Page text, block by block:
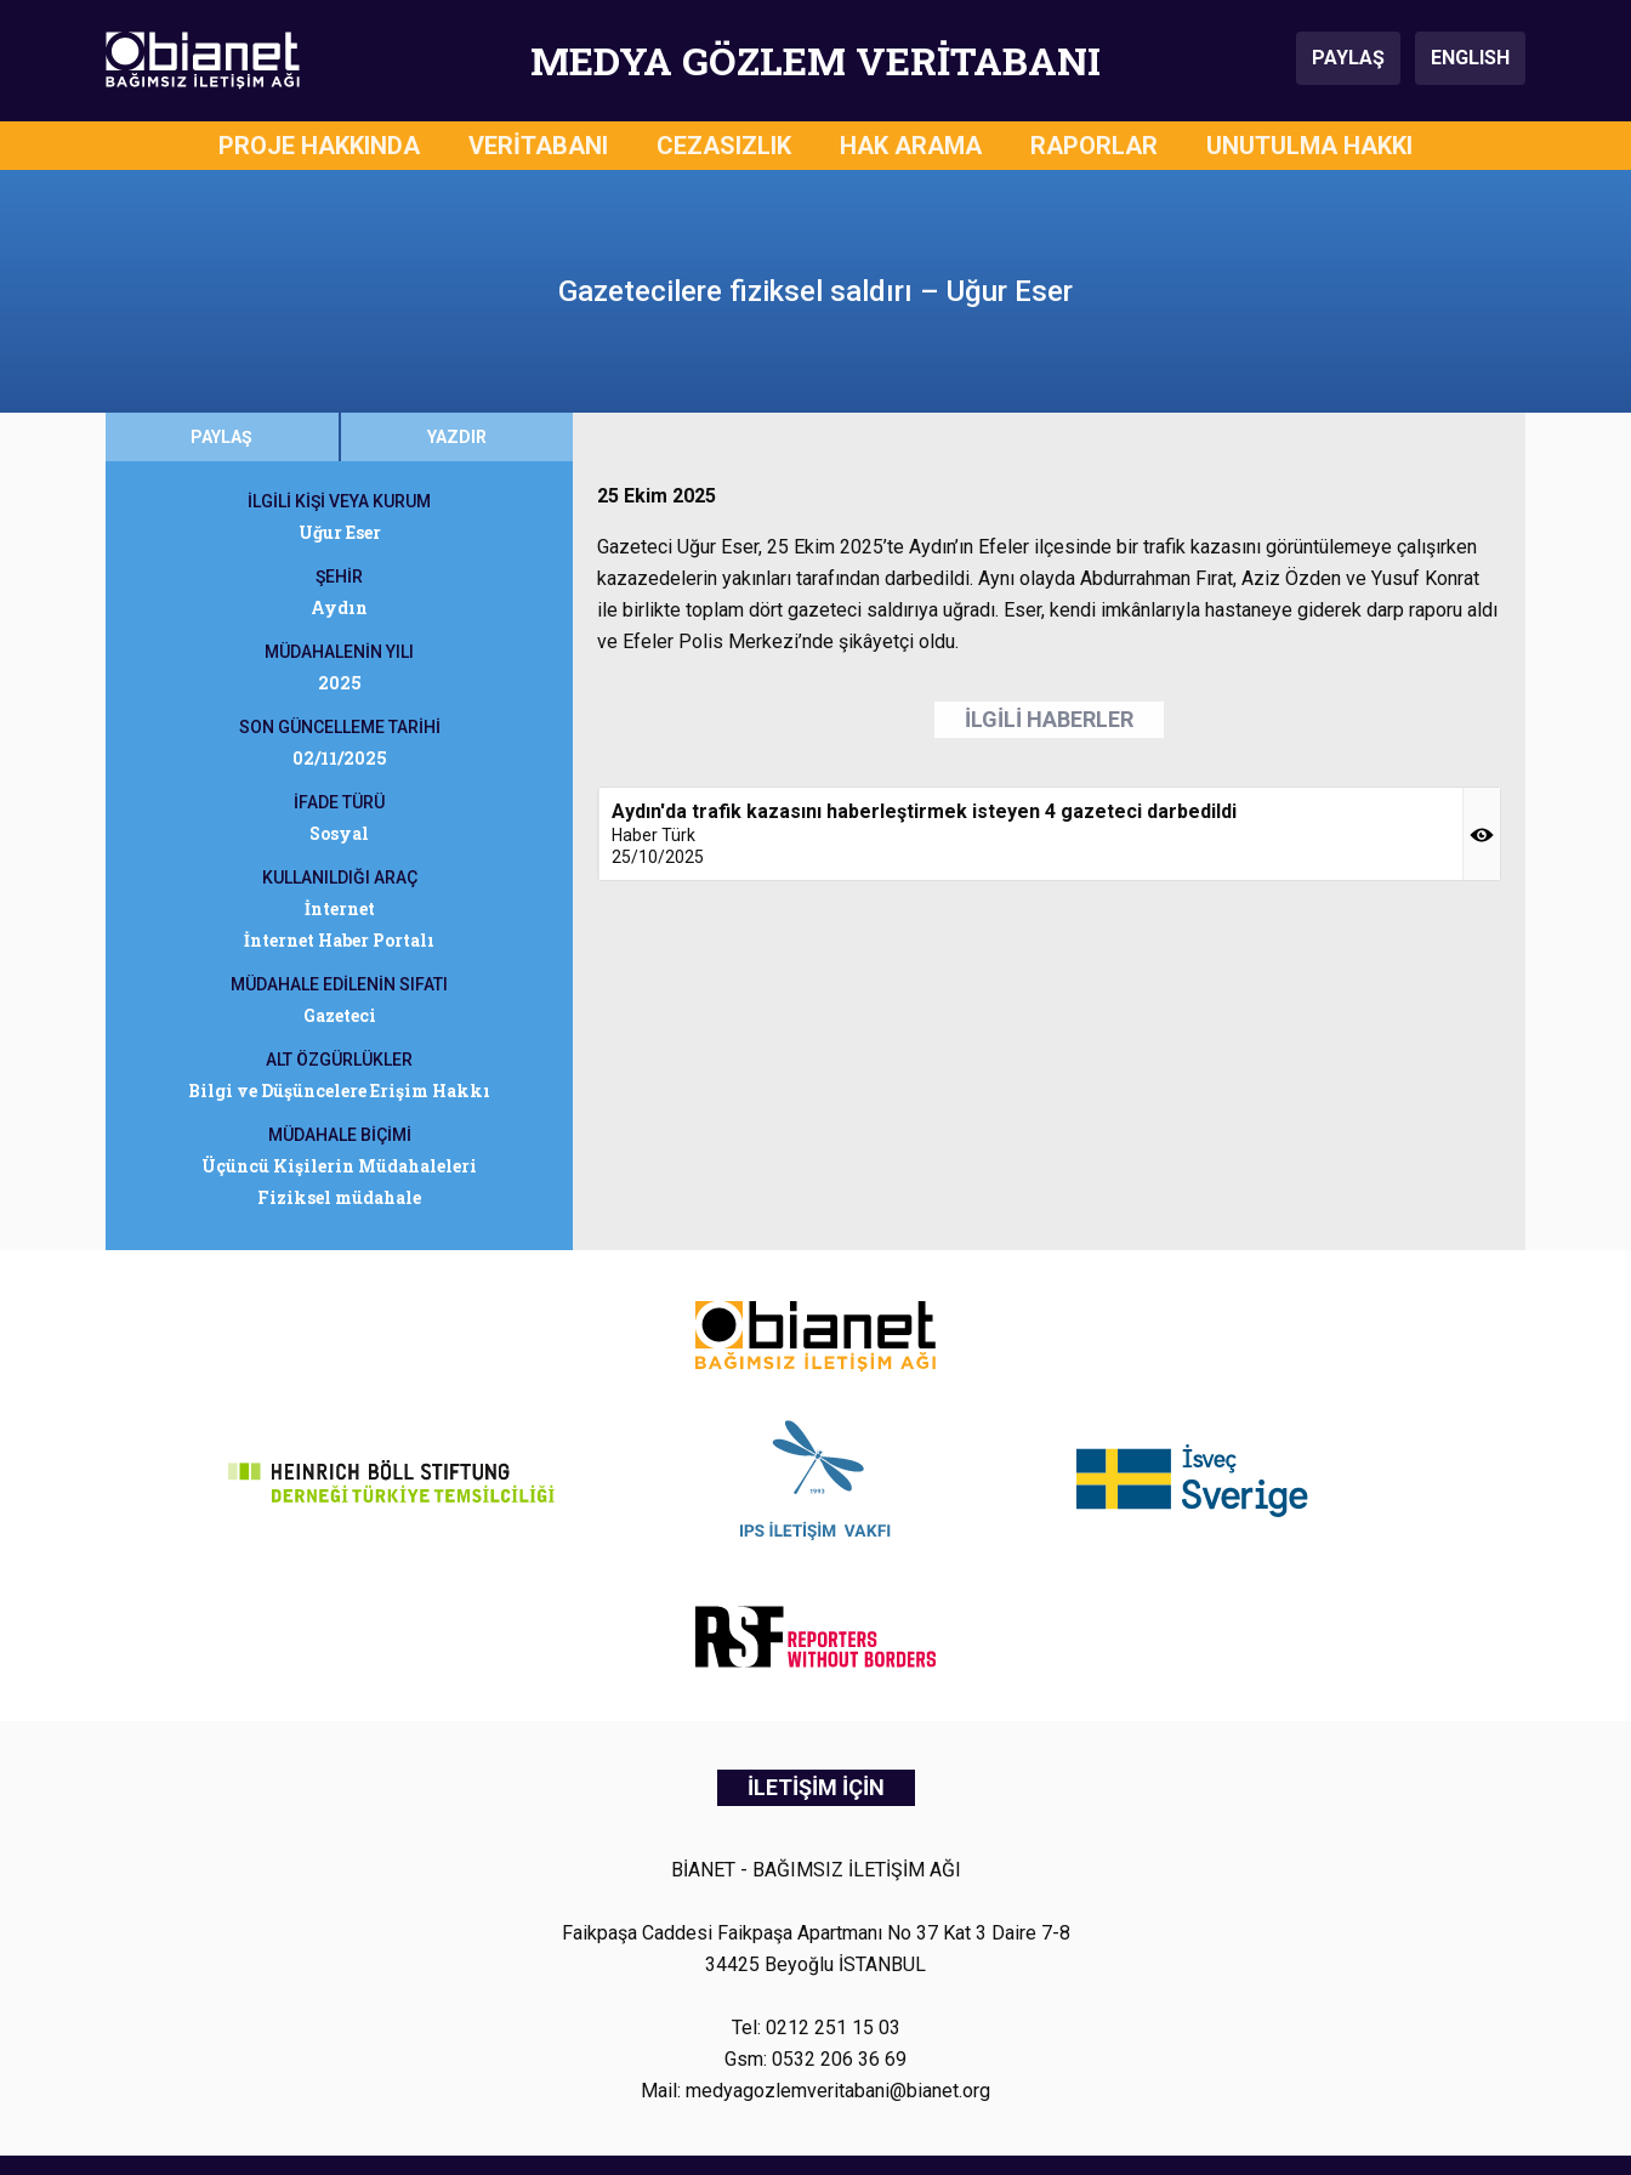
MEDYA GÖZLEM VERİTABANI PAYLAŞ ENGLISH
PROJE HAKKINDA VERİTABANI CEZASIZLIK HAK ARAMA RAPORLAR UNUTULMA HAKKI
Gazetecilere fiziksel saldırı – Uğur Eser
PAYLAŞ YAZDIR
İLGİLİ KİŞİ VEYA KURUM
Uğur Eser
ŞEHİR
Aydın
MÜDAHALENİN YILI
2025
SON GÜNCELLEME TARİHİ
02/11/2025
İFADE TÜRÜ
Sosyal
KULLANILDIĞI ARAÇ
İnternet
İnternet Haber Portalı
MÜDAHALE EDİLENİN SIFATI
Gazeteci
ALT ÖZGÜRLÜKLER
Bilgi ve Düşüncelere Erişim Hakkı
MÜDAHALE BİÇİMİ
Üçüncü Kişilerin Müdahaleleri
Fiziksel müdahale
25 Ekim 2025
Gazeteci Uğur Eser, 25 Ekim 2025’te Aydın’ın Efeler ilçesinde bir trafik kazasını görüntülemeye çalışırken
kazazedelerin yakınları tarafından darbedildi. Aynı olayda Abdurrahman Fırat, Aziz Özden ve Yusuf Konrat
ile birlikte toplam dört gazeteci saldırıya uğradı. Eser, kendi imkânlarıyla hastaneye giderek darp raporu aldı
ve Efeler Polis Merkezi’nde şikâyetçi oldu.
İLGİLİ HABERLER
Aydın'da trafik kazasını haberleştirmek isteyen 4 gazeteci darbedildi
Haber Türk
25/10/2025
İLETİŞİM İÇİN
BİANET - BAĞIMSIZ İLETİŞİM AĞI
Faikpaşa Caddesi Faikpaşa Apartmanı No 37 Kat 3 Daire 7-8
34425 Beyoğlu İSTANBUL
Tel: 0212 251 15 03
Gsm: 0532 206 36 69
Mail: medyagozlemveritabani@bianet.org